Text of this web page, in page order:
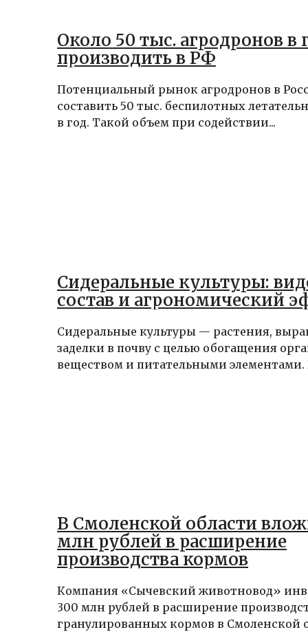
Около 50 тыс. агродронов в
производить в РФ
Потенциальный рынок агродронов в
составить 50 тыс. беспилотных
в год. Такой объем при содействии...
Сидеральные культуры:
состав и агрономический
Сидеральные культуры — растения,
заделки в почву с целью обогащения
веществом и питательными элементами.
В Смоленской области
млн рублей в расширение
производства кормов
Компания «Сычевский животновод»
300 млн рублей в расширение
гранулированных кормов в Смоленской